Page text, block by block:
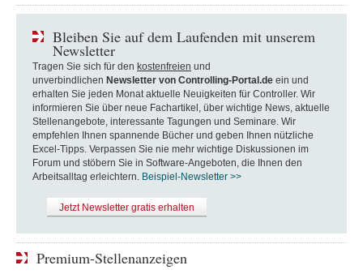
Bleiben Sie auf dem Laufenden mit unserem
Newsletter
Tragen Sie sich für den kostenfreien und
unverbindlichen Newsletter von Controlling-Portal.de ein und
erhalten Sie jeden Monat aktuelle Neuigkeiten für Controller. Wir
informieren Sie über neue Fachartikel, über wichtige News, aktuelle
Stellenangebote, interessante Tagungen und Seminare. Wir
empfehlen Ihnen spannende Bücher und geben Ihnen nützliche
Excel-Tipps. Verpassen Sie nie mehr wichtige Diskussionen im
Forum und stöbern Sie in Software-Angeboten, die Ihnen den
Arbeitsalltag erleichtern. Beispiel-Newsletter >>
Jetzt Newsletter gratis erhalten
Premium-Stellenanzeigen